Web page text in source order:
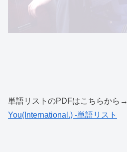
単語リストのPDFはこちらから→
You(International.) -単語リスト